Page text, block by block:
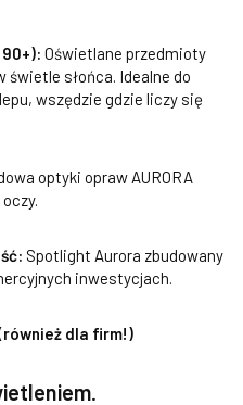
Oświetlane przedmioty
świetle słońca. Idealne do
wszędzie gdzie liczy się
optyki opraw AURORA
Spotlight Aurora zbudowany
inwestycjach.
dla firm!)
.